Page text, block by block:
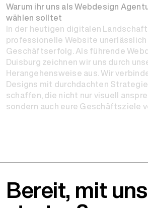
Warum ihr uns als Webdesign
wählen solltet
In der heutigen digitalen
professionelle Website
Geschäftserfolg. Als führende
Duisburg zeichnen wir uns durch
Herangehensweise aus. Wir
Designs mit durchdachten
schaffen, die nicht nur visuell
sondern auch eure Geschäftsziele
Bereit, mit